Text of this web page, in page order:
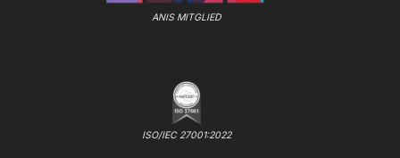
ANIS MITGLIED
ISO/IEC 27001:2022